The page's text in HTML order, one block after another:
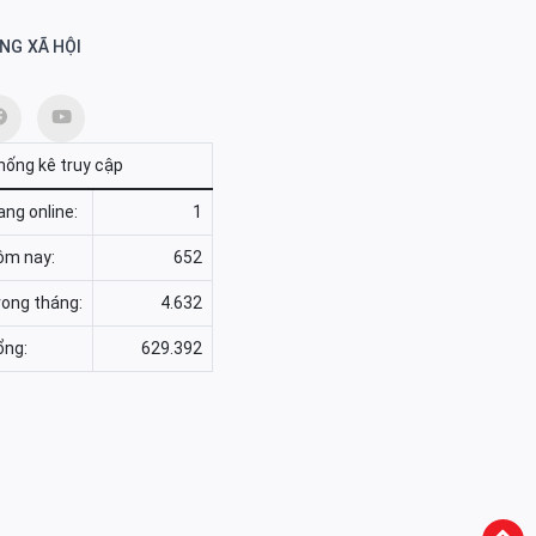
XÃ HỘI
kê truy cập
online: 1
nay: 652
tháng: 4.632
629.392